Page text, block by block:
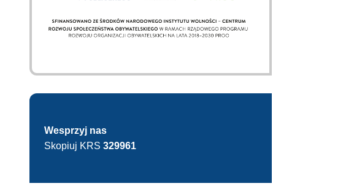
Wesprzyj nas
Skopiuj KRS 329961